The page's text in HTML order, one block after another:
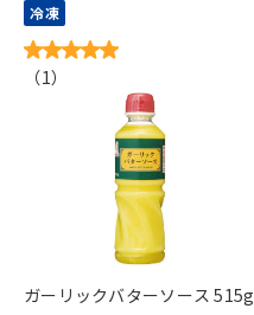
冷凍
（1）
ガーリックバターソース 515g